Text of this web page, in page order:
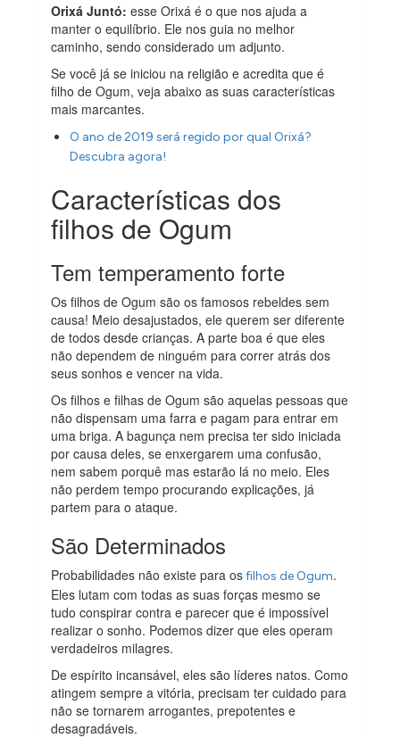
Orixá Juntó: esse Orixá é o que nos ajuda a
manter o equilíbrio. Ele nos guia no melhor
caminho, sendo considerado um adjunto.
Se você já se iniciou na religião e acredita que é
filho de Ogum, veja abaixo as suas características
mais marcantes.
O ano de 2019 será regido por qual Orixá?
Descubra agora!
Características dos
filhos de Ogum
Tem temperamento forte
Os filhos de Ogum são os famosos rebeldes sem
causa! Meio desajustados, ele querem ser diferente
de todos desde crianças. A parte boa é que eles
não dependem de ninguém para correr atrás dos
seus sonhos e vencer na vida.
Os filhos e filhas de Ogum são aquelas pessoas que
não dispensam uma farra e pagam para entrar em
uma briga. A bagunça nem precisa ter sido iniciada
por causa deles, se enxergarem uma confusão,
nem sabem porquê mas estarão lá no meio. Eles
não perdem tempo procurando explicações, já
partem para o ataque.
São Determinados
Probabilidades não existe para os filhos de Ogum.
Eles lutam com todas as suas forças mesmo se
tudo conspirar contra e parecer que é impossível
realizar o sonho. Podemos dizer que eles operam
verdadeiros milagres.
De espírito incansável, eles são líderes natos. Como
atingem sempre a vitória, precisam ter cuidado para
não se tornarem arrogantes, prepotentes e
desagradáveis.